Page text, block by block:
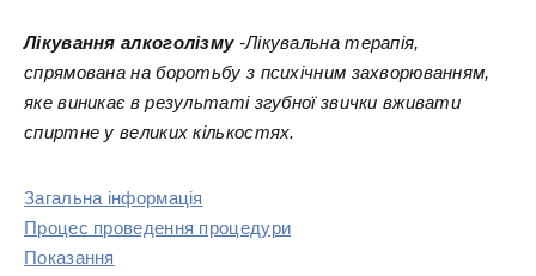
Лікування алкоголізму -Лікувальна терапія,
спрямована на боротьбу з психічним захворюванням,
яке виникає в результаті згубної звички вживати
спиртне у великих кількостях.
Загальна інформація
Процес проведення процедури
Показання